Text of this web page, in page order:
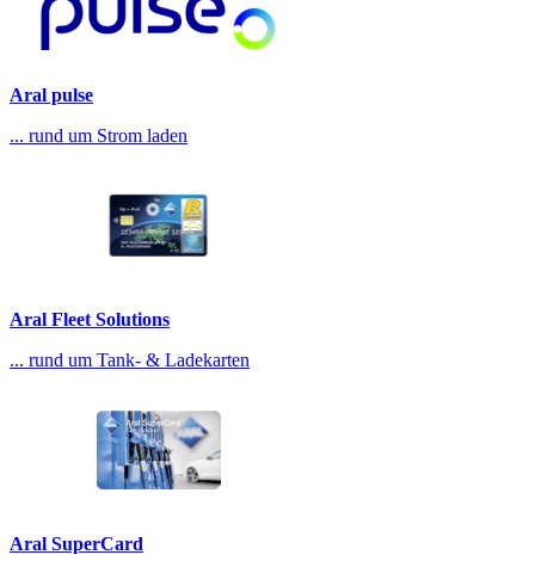
Aral pulse
... rund um Strom laden
Aral Fleet Solutions
... rund um Tank- & Ladekarten
Aral SuperCard